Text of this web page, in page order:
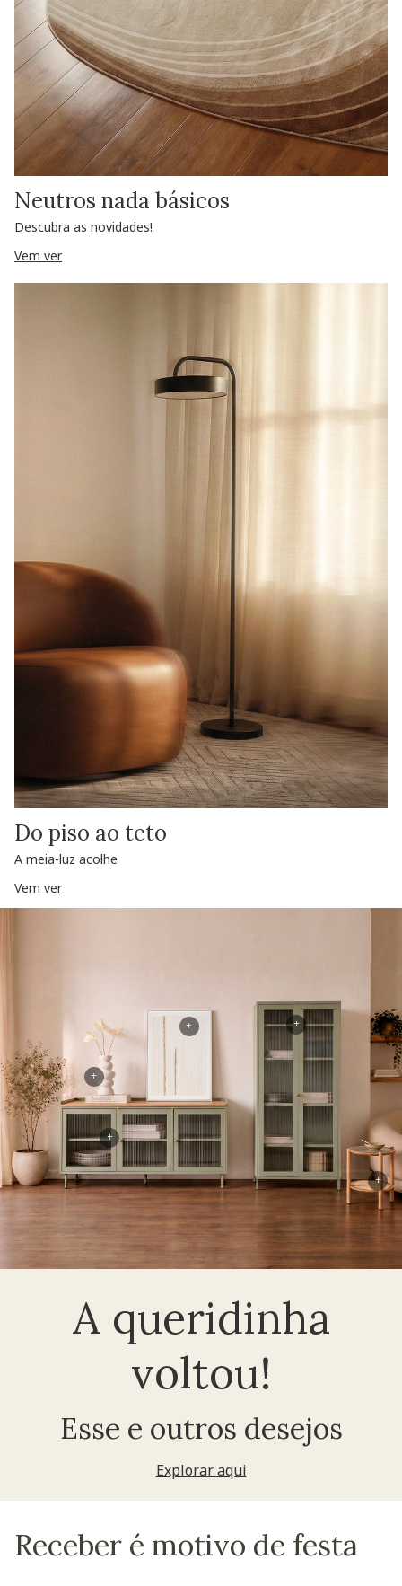
Neutros nada básicos
Descubra as novidades!
Vem ver
Do piso ao teto
A meia-luz acolhe
Vem ver
A queridinha
voltou!
Esse e outros desejos
Explorar aqui
+
+
+
+
+
Receber é motivo de festa